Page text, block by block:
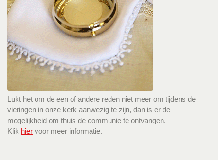
Lukt het om de een of andere reden niet meer om tijdens de
vieringen in onze kerk aanwezig te zijn, dan is er de
mogelijkheid om thuis de communie te ontvangen.
Klik hier voor meer informatie.